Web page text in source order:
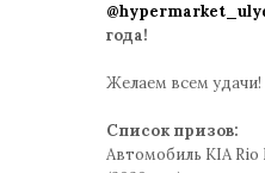
года!
Желаем всем удачи!
Список призов:
Автомобиль KIA Rio